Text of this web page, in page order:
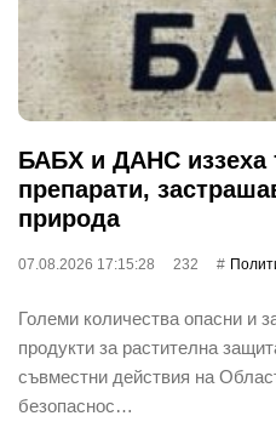
БАБХ и ДАНС иззеха
препарати,
природа
07.08.2026 17:15:28 232
Големи количества опасни и
продукти за растителна
съвместни действия на
безопаснос…